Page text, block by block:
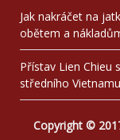
Jak nakráčet na
obětem a
Přístav Lien Chieu
středního Vietnamu
Copyright ©